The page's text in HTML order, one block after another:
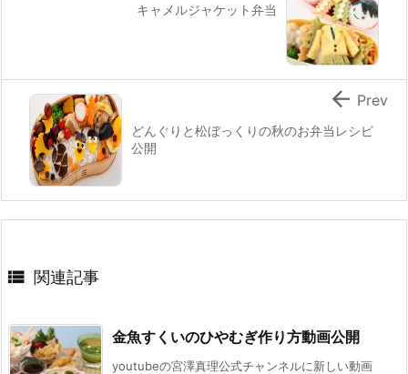
キャメルジャケット弁当
どんぐりと松ぼっくりの秋のお弁当レシピ
公開
 Prev
 関連記事
金魚すくいのひやむぎ作り方動画公開
youtubeの宮澤真理公式チャンネルに新しい動画